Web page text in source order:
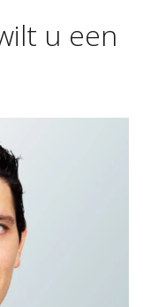
u een